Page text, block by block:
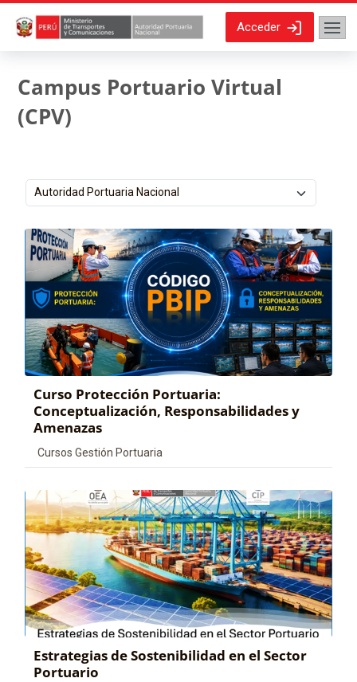
Acceder
Campus Portuario Virtual
(CPV)
Curso Protección Portuaria:
Conceptualización, Responsabilidades y
Amenazas
Categoría de cursos
Cursos Gestión Portuaria
Estrategias de Sostenibilidad en el Sector
Portuario